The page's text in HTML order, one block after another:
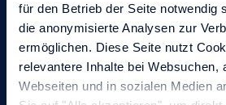
für den Betrieb der Seite notwendig
die anonymisierte Analysen zur
ermöglichen. Diese Seite nutzt
relevantere Inhalte bei Websuchen,
Webseiten und in sozialen Medien
Genießen
Jetzt müssen Sie nur noch unser
können sich somit jeden Tag